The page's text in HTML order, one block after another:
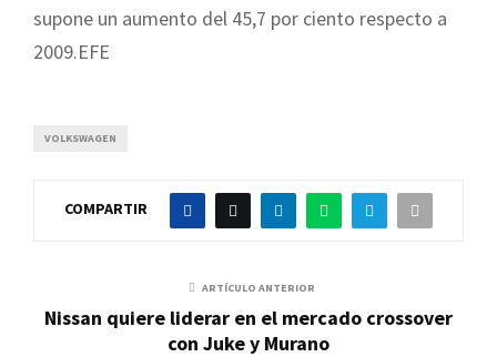
supone un aumento del 45,7 por ciento respecto a
2009.EFE
VOLKSWAGEN
COMPARTIR
ARTÍCULO ANTERIOR
Nissan quiere liderar en el mercado crossover
con Juke y Murano